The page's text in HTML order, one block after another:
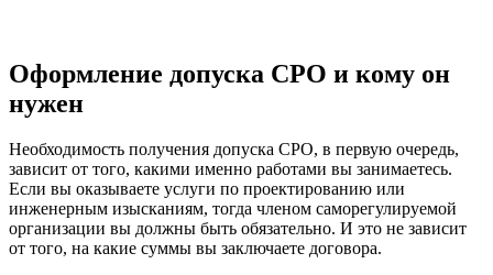
Оформление допуска СРО и кому он
нужен
Необходимость получения допуска СРО, в первую очередь,
зависит от того, какими именно работами вы занимаетесь.
Если вы оказываете услуги по проектированию или
инженерным изысканиям, тогда членом саморегулируемой
организации вы должны быть обязательно. И это не зависит
от того, на какие суммы вы заключаете договора.